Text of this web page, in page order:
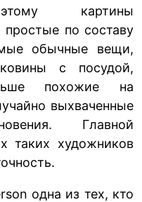
картины
простые по составу
обычные вещи,
с посудой,
похожие на
выхваченные
Главной
таких художников
одна из тех, кто